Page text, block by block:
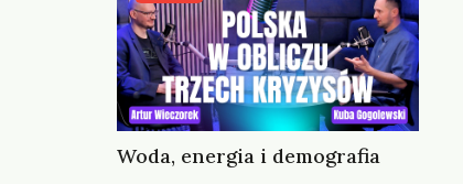
Woda, energia i demografia